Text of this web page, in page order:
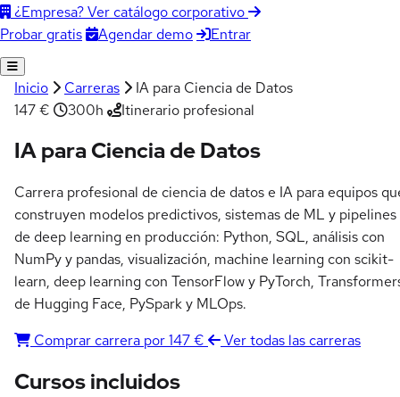
¿Empresa? Ver catálogo corporativo
Probar gratis
Agendar demo Entrar
Inicio Carreras
IA para Ciencia de Datos
147 €
300h Itinerario profesional
IA para Ciencia de Datos
Carrera profesional de ciencia de datos e IA para equipos
construyen modelos predictivos, sistemas de ML y pipelines
de deep learning en producción: Python, SQL, análisis con
NumPy y pandas, visualización, machine learning con scikit-
learn, deep learning con TensorFlow y PyTorch,
de Hugging Face, PySpark y MLOps.
Comprar carrera por 147 €
Ver todas las carreras
Cursos incluidos